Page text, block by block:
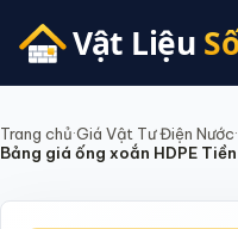
Trang chủ·Giá Vật Tư Điện Nước·
Bảng giá ống xoắn HDPE